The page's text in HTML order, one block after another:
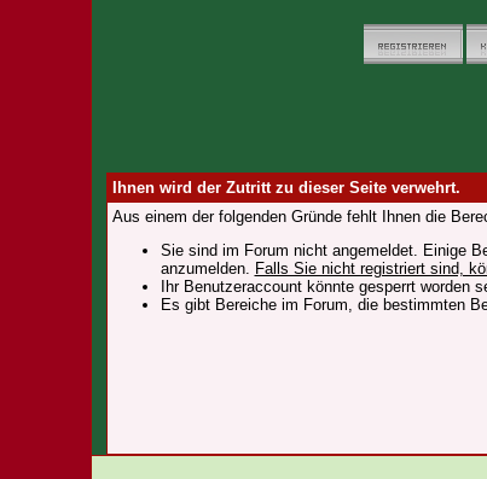
Ihnen wird der Zutritt zu dieser Seite verwehrt.
Aus einem der folgenden Gründe fehlt Ihnen die
Sie sind im Forum nicht angemeldet. Einige
anzumelden. Falls Sie nicht registriert sind,
Ihr Benutzeraccount könnte gesperrt worden
Es gibt Bereiche im Forum, die bestimmten